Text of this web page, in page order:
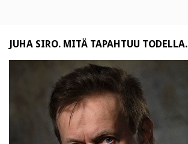
JUHA SIRO. MITÄ TAPAHTUU TODELLA.